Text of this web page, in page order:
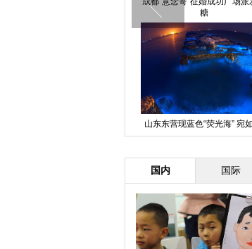
男子64万买豪车开3天漏油 雇人拉
车游街
国内 国际